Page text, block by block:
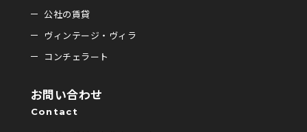
公社の賃貸
ヴィンテージ・ヴィラ
コンチェラート
お問い合わせ
Contact